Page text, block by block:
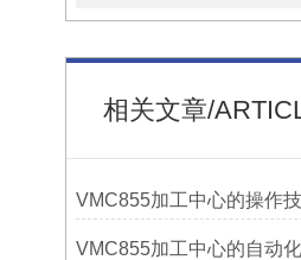
相关文章/